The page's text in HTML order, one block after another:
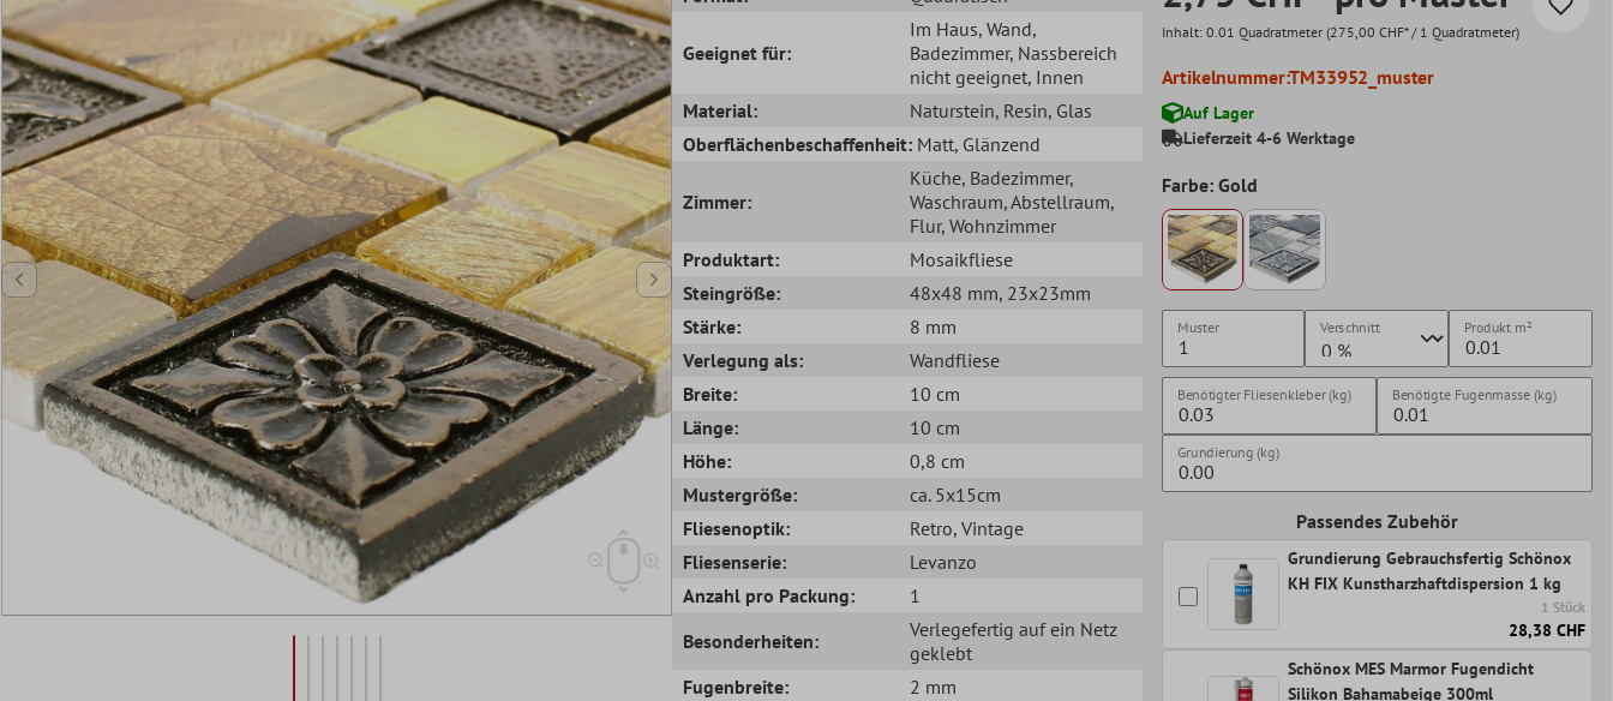
Geeignet für:
Im Haus, Wand,
Badezimmer, Nassbereich
nicht geeignet, Innen
Material:
Naturstein, Resin, Glas
Oberflächenbeschaffenheit: Matt, Glänzend
Zimmer:
Küche, Badezimmer,
Waschraum, Abstellraum,
Flur, Wohnzimmer
Produktart:
Mosaikfliese
Steingröße:
48x48 mm, 23x23mm
Stärke:
8 mm
Verlegung als:
Wandfliese
Breite:
10 cm
Länge:
10 cm
Höhe:
0,8 cm
Mustergröße:
ca. 5x15cm
Fliesenoptik:
Retro, Vintage
Fliesenserie:
Levanzo
Anzahl pro Packung:
1
Besonderheiten:
Verlegefertig auf ein Netz
geklebt
Fugenbreite:
2 mm
Inhalt: 0.01 Quadratmeter (275,00 CHF* / 1 Quadratmeter)
Artikelnummer:TM33952_muster
Auf Lager
Lieferzeit 4-6 Werktage
Farbe: Gold
Muster Verschnitt Produkt m²
Benötigter Fliesenkleber (kg) Benötigte Fugenmasse (kg)
Grundierung (kg)
Passendes Zubehör
Grundierung Gebrauchsfertig Schönox
KH FIX Kunstharzhaftdispersion 1 kg
1 Stück
28,38 CHF
Schönox MES Marmor Fugendicht
Silikon Bahamabeige 300ml